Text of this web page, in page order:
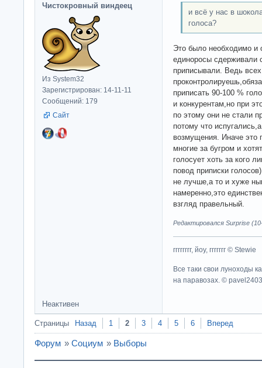
Чистокровный виндеец
Из System32
Зарегистрирован: 14-11-11
Сообщений: 179
Сайт
и всё у нас в
голоса?
Это было необходимо и
единоросы сдерживали
приписывали. Ведь
приписать 90-100 %
и конкурентам,но при
по этому они не стали
потому что
возмущения. Иначе это
многие за бугром и
голосует хоть за кого
повод приписки
не лучше,а то и хуже
намеренно,это
взгляд правельный.
Редактировался Surprise
гггггггг, йоу, ггггггг © Stewie
Все таки свои луноходы
на паравозах. © pavel2403
Неактивен
Страницы Назад 1 2 3 4 5 6 Вперед
Форум » Социум » Выборы